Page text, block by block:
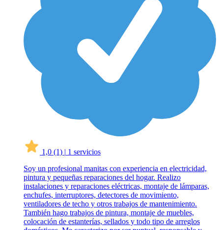
1,0 (1) | 1 servicios
Soy un profesional manitas con experiencia en electricidad,
pintura y pequeñas reparaciones del hogar. Realizo
instalaciones y reparaciones eléctricas, montaje de lámparas,
enchufes, interruptores, detectores de movimiento,
ventiladores de techo y otros trabajos de mantenimiento.
También hago trabajos de pintura, montaje de muebles,
colocación de estanterías, sellados y todo tipo de arreglos